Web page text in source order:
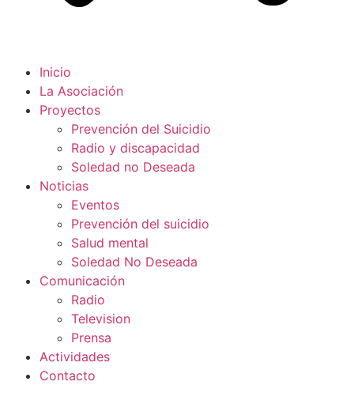
Inicio
La Asociación
Proyectos
Prevención del Suicidio
Radio y discapacidad
Soledad no Deseada
Noticias
Eventos
Prevención del suicidio
Salud mental
Soledad No Deseada
Comunicación
Radio
Television
Prensa
Actividades
Contacto